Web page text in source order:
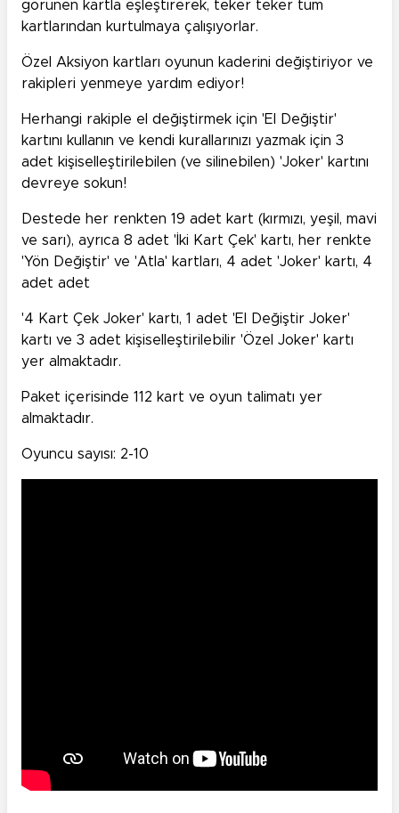
görünen kartla eşleştirerek, teker teker tüm
kartlarından kurtulmaya çalışıyorlar.
Özel Aksiyon kartları oyunun kaderini değiştiriyor ve
rakipleri yenmeye yardım ediyor!
Herhangi rakiple el değiştirmek için 'El Değiştir'
kartını kullanın ve kendi kurallarınızı yazmak için 3
adet kişiselleştirilebilen (ve silinebilen) 'Joker' kartını
devreye sokun!
Destede her renkten 19 adet kart (kırmızı, yeşil, mavi
ve sarı), ayrıca 8 adet 'İki Kart Çek' kartı, her renkte
'Yön Değiştir' ve 'Atla' kartları, 4 adet 'Joker' kartı, 4
adet adet
'4 Kart Çek Joker' kartı, 1 adet 'El Değiştir Joker'
kartı ve 3 adet kişiselleştirilebilir 'Özel Joker' kartı
yer almaktadır.
Paket içerisinde 112 kart ve oyun talimatı yer
almaktadır.
Oyuncu sayısı: 2-10